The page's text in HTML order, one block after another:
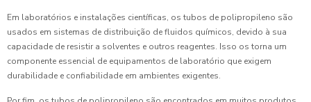
Em laboratórios e instalações científicas, os tubos de polipropileno são
usados em sistemas de distribuição de fluidos químicos, devido à sua
capacidade de resistir a solventes e outros reagentes. Isso os torna um
componente essencial de equipamentos de laboratório que exigem
durabilidade e confiabilidade em ambientes exigentes.